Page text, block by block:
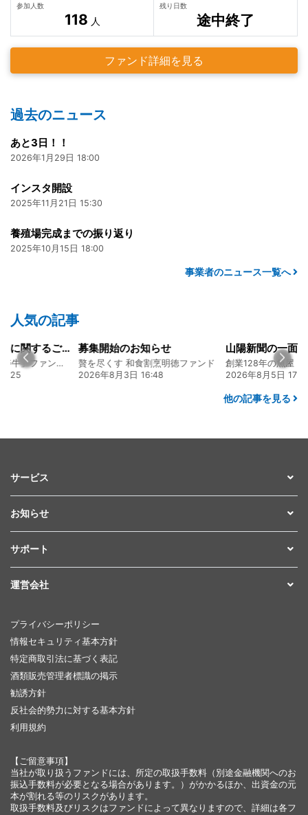
参加人数
118 人
残り日数
途中終了
ファンド詳細を見る
過去のニュース
あと3日！！
2026年1月29日 18:00
インスタ開設
2025年11月21日 15:30
養殖場完成までの振り返り
2025年10月15日 18:00
事業者のニュース一覧へ
人気の記事
らせ
烹明徳ファンド
2026年8月5日 17:24
2026年8月4日
他の記事を見る
サービス
お知らせ
サポート
運営会社
プライバシーポリシー
情報セキュリティ基本方針
特定商取引法に基づく表記
酒類販売管理者標識の掲示
勧誘方針
反社会的勢力に対する基本方針
利用規約
【ご留意事項】
当社が取り扱うファンドには、所定の取扱手数料（別途金融機関へのお
振込手数料が必要となる場合があります。）がかかるほか、出資金の元
本が割れる等のリスクがあります。
取扱手数料及びリスクはファンドによって異なりますので、詳細は各フ